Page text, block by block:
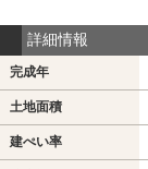
詳細情報
完成年
土地面積
建ぺい率